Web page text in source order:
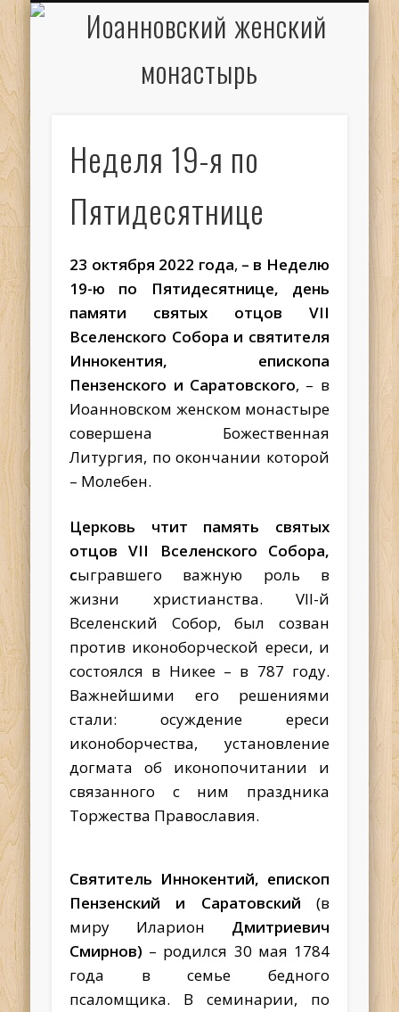
Неделя 19-я по
Пятидесятнице
23 октября 2022 года, – в Неделю
19-ю по Пятидесятнице, день
памяти святых отцов VII
Вселенского Собора и святителя
Иннокентия, епископа
Пензенского и Саратовского, – в
Иоанновском женском монастыре
совершена Божественная
Литургия, по окончании которой
– Молебен.
Церковь чтит память святых
отцов VII Вселенского Собора,
сыгравшего важную роль в
жизни христианства. VII-й
Вселенский Собор, был созван
против иконоборческой ереси, и
состоялся в Никее – в 787 году.
Важнейшими его решениями
стали: осуждение ереси
иконоборчества, установление
догмата об иконопочитании и
связанного с ним праздника
Торжества Православия.
Святитель Иннокентий, епископ
Пензенский и Саратовский (в
миру Иларион Дмитриевич
Смирнов) – родился 30 мая 1784
года в семье бедного
псаломщика. В семинарии, по